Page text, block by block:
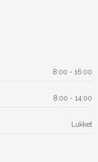
8:00 - 16:00​
8:00 - 14:00​
Lukket